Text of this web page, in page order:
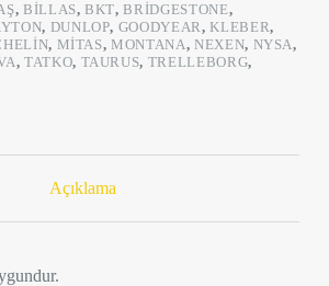
, BILLAS,BKT,BRIDGESTONE,
, DUNLOP, GOODYEAR,KLEBER,
, MITAS,MONTANA, NEXEN, NYSA,
, TATKO, TAURUS, TRELLEBORG,
Açıklama